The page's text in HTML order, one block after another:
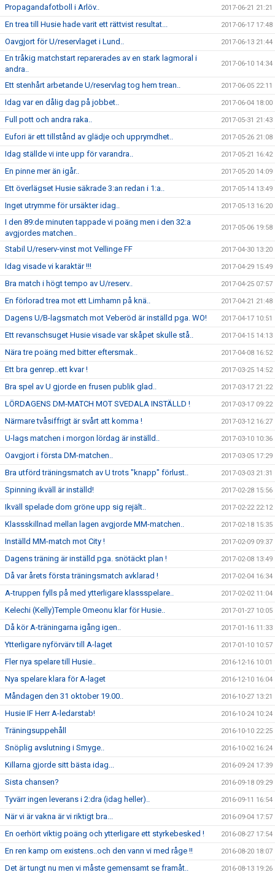
Propagandafotboll i Arlöv.. 2017-06-21 21:21
En trea till Husie hade varit ett rättvist resultat... 2017-06-17 17:48
Oavgjort för U/reservlaget i Lund.. 2017-06-13 21:44
En tråkig matchstart reparerades av en stark lagmoral i
andra..
2017-06-10 14:34
Ett stenhårt arbetande U/reservlag tog hem trean.. 2017-06-05 22:11
Idag var en dålig dag på jobbet.. 2017-06-04 18:00
Full pott och andra raka.. 2017-05-31 21:43
Eufori är ett tillstånd av glädje och upprymdhet.. 2017-05-26 21:08
Idag ställde vi inte upp för varandra.. 2017-05-21 16:42
En pinne mer än igår.. 2017-05-20 14:09
Ett överlägset Husie säkrade 3:an redan i 1:a.. 2017-05-14 13:49
Inget utrymme för ursäkter idag.. 2017-05-13 16:20
I den 89:de minuten tappade vi poäng men i den 32:a
avgjordes matchen..
2017-05-06 19:58
Stabil U/reserv-vinst mot Vellinge FF 2017-04-30 13:20
Idag visade vi karaktär !!! 2017-04-29 15:49
Bra match i högt tempo av U/reserv.. 2017-04-25 07:57
En förlorad trea mot ett Limhamn på knä.. 2017-04-21 21:48
Dagens U/B-lagsmatch mot Veberöd är inställd pga. WO! 2017-04-17 10:51
Ett revanschsuget Husie visade var skåpet skulle stå.. 2017-04-15 14:13
Nära tre poäng med bitter eftersmak.. 2017-04-08 16:52
Ett bra genrep..ett kvar ! 2017-03-25 14:52
Bra spel av U gjorde en frusen publik glad.. 2017-03-17 21:22
LÖRDAGENS DM-MATCH MOT SVEDALA INSTÄLLD ! 2017-03-17 09:22
Närmare tvåsiffrigt är svårt att komma ! 2017-03-12 16:27
U-lags matchen i morgon lördag är inställd.. 2017-03-10 10:36
Oavgjort i första DM-matchen.. 2017-03-05 17:29
Bra utförd träningsmatch av U trots "knapp" förlust.. 2017-03-03 21:31
Spinning ikväll är inställd! 2017-02-28 15:56
Ikväll spelade dom gröne upp sig rejält.. 2017-02-22 22:12
Klassskillnad mellan lagen avgjorde MM-matchen.. 2017-02-18 15:35
Inställd MM-match mot City ! 2017-02-09 09:37
Dagens träning är inställd pga. snötäckt plan ! 2017-02-08 13:49
Då var årets första träningsmatch avklarad ! 2017-02-04 16:34
A-truppen fylls på med ytterligare klassspelare.. 2017-02-02 11:04
Kelechi (Kelly)Temple Omeonu klar för Husie.. 2017-01-27 10:05
Då kör A-träningarna igång igen.. 2017-01-16 11:33
Ytterligare nyförvärv till A-laget 2017-01-10 10:57
Fler nya spelare till Husie.. 2016-12-16 10:01
Nya spelare klara för A-laget 2016-12-10 16:04
Måndagen den 31 oktober 19.00.. 2016-10-27 13:21
Husie IF Herr A-ledarstab! 2016-10-24 10:24
Träningsuppehåll 2016-10-10 22:25
Snöplig avslutning i Smyge.. 2016-10-02 16:24
Killarna gjorde sitt bästa idag... 2016-09-24 17:39
Sista chansen? 2016-09-18 09:29
Tyvärr ingen leverans i 2:dra (idag heller).. 2016-09-11 16:54
När vi är vakna är vi riktigt bra... 2016-09-04 17:57
En oerhört viktig poäng och ytterligare ett styrkebesked ! 2016-08-27 17:54
En ren kamp om existens..och den vann vi med råge !! 2016-08-20 18:07
Det är tungt nu men vi måste gemensamt se framåt.. 2016-08-13 19:26